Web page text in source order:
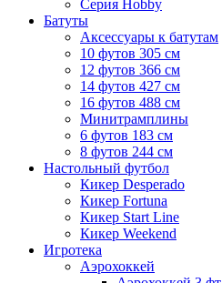
Серия Hobby
Батуты
Аксессуары к батутам
10 футов 305 см
12 футов 366 см
14 футов 427 см
16 футов 488 см
Минитрамплины
6 футов 183 см
8 футов 244 см
Настольный футбол
Кикер Desperado
Кикер Fortuna
Кикер Start Line
Кикер Weekend
Игротека
Аэрохоккей